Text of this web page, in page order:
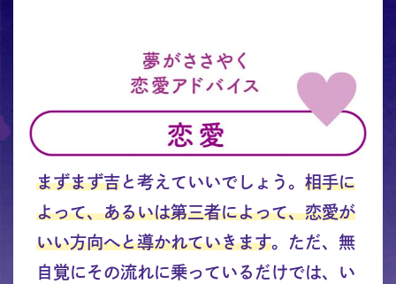
まずまず吉と考えていいでしょう。 相手に
よって、あるいは第三者によって、恋愛が
いい方向へと導かれていきます。ただ、無
自覚にその流れに乗っているだけでは、い